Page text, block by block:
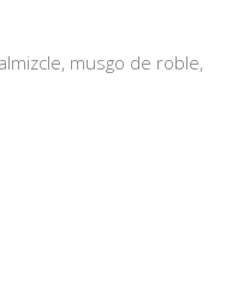
musgo de roble,